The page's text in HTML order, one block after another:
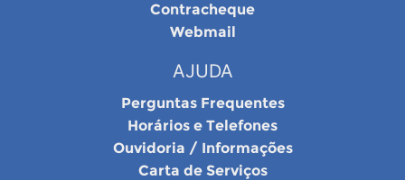
Contracheque
Webmail
AJUDA
Perguntas Frequentes
Horários e Telefones
Ouvidoria / Informações
Carta de Serviços